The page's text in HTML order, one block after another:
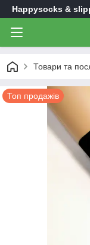
Happysocks &
Товари та
Топ продажів